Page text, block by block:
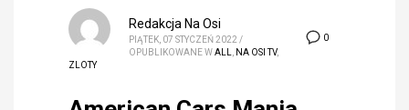
0
Redakcja Na Osi
PIĄTEK, 07 STYCZEŃ 2022 /
OPUBLIKOWANE WALL NA OSI TV,
ZLOTY